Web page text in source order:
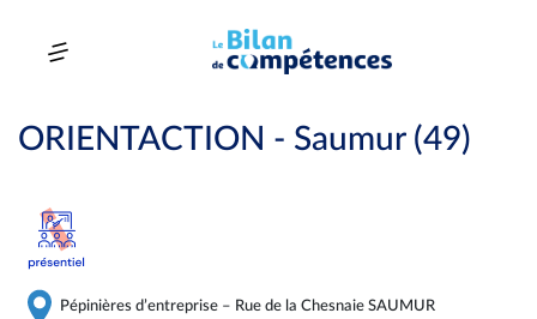
ORIENTACTION - Saumur (49)
Pépinières d’entreprise – Rue de la Chesnaie SAUMUR